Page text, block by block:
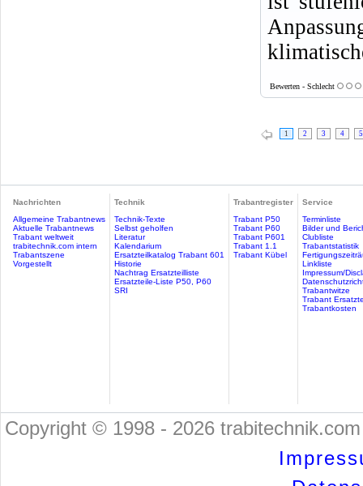
Bewerten - Schlecht
1 2 3 4 5
Nachrichten
Allgemeine Trabantnews
Aktuelle Trabantnews
Trabant weltweit
trabitechnik.com intern
Trabantszene
Vorgestellt
Technik
Technik-Texte
Selbst geholfen
Literatur
Kalendarium
Ersatzteilkatalog Trabant 601
Historie
Nachtrag Ersatzteilliste
Ersatzteile-Liste P50, P60
SRI
Trabantregister
Trabant P50
Trabant P60
Trabant P601
Trabant 1.1
Trabant Kübel
Service
Terminliste
Bilder und
Clubliste
Trabantstatistik
Linkliste
Impressum/
Trabantwitze
Trabant
Trabantkosten
Copyright © 1998 - 2026